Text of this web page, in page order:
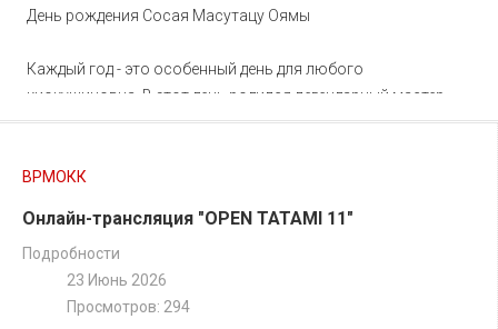
День рождения Сосая Масутацу Оямы
Каждый год - это особенный день для любого
киокушиновца. В этот день родился легендарный мастер,
человек, который создал киокушин и объединил миллионы
памятные тренировки в честь его Дня рождения. Масутацу
стране мира нам есть, кому сказать: «Осу!»
Спасибо мастеру за этот интересный, многогранный и
объединивший всех нас мир. Осу!
ВРМОКК
Онлайн-трансляция "OPEN TATAMI 11"
Подробности
23 Июнь 2026
Просмотров: 294